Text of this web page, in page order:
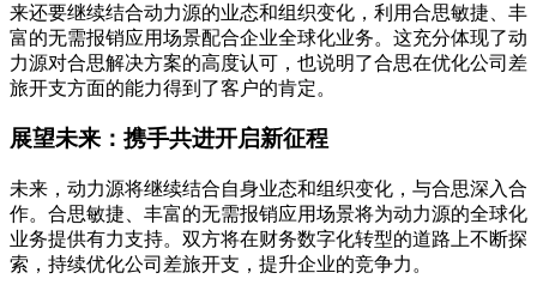
来还要继续结合动力源的业态和组织变化，利用合思敏捷、丰
富的无需报销应用场景配合企业全球化业务。这充分体现了动
力源对合思解决方案的高度认可，也说明了合思在优化公司差
旅开支方面的能力得到了客户的肯定。
展望未来：携手共进开启新征程
未来，动力源将继续结合自身业态和组织变化，与合思深入合
作。合思敏捷、丰富的无需报销应用场景将为动力源的全球化
业务提供有力支持。双方将在财务数字化转型的道路上不断探
索，持续优化公司差旅开支，提升企业的竞争力。